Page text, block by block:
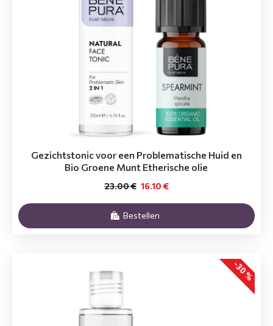
Gezichtstonic voor een Problematische Huid en
Bio Groene Munt Etherische olie
16.10 €
23.00 €
Bestellen
-30 %